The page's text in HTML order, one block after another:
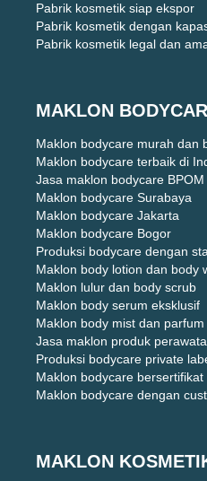
Pabrik kosmetik siap ekspor
Pabrik kosmetik dengan
Pabrik kosmetik legal dan
MAKLON
Maklon bodycare murah dan
Maklon bodycare terbaik di
Jasa maklon bodycare BPOM
Maklon bodycare Surabaya
Maklon bodycare Jakarta
Maklon bodycare Bogor
Produksi bodycare dengan
Maklon body lotion dan body
Maklon lulur dan body scrub
Maklon body serum eksklusif
Maklon body mist dan parfum
Jasa maklon produk
Produksi bodycare private
Maklon bodycare bersertifikat
Maklon bodycare dengan
MAKLON